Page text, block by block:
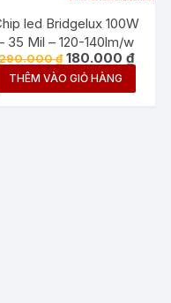
led Bridgelux 100W
35 Mil – 120-140lm/w
₫ Giá
gốc
là:
290.000 ₫.
180.000 ₫Giá
hiện
là:
THÊM VÀO GIỎ HÀNG